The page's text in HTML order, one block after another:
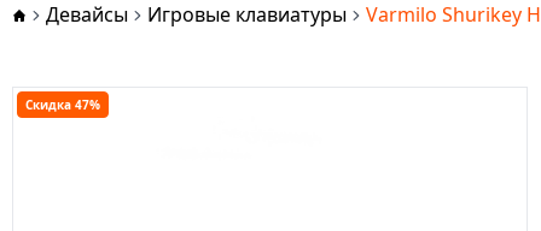
Девайсы Игровые клавиатуры Varmilo Shurikey
Скидка 47%